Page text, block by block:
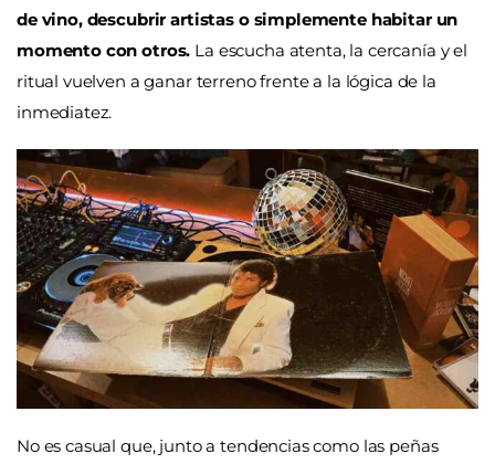
de vino, descubrir artistas o simplemente habitar un
momento con otros. La escucha atenta, la cercanía y el
ritual vuelven a ganar terreno frente a la lógica de la
inmediatez.
No es casual que, junto a tendencias como las peñas